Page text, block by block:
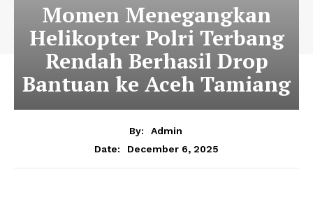
Momen Menegangkan
Helikopter Polri Terbang
Rendah Berhasil Drop
Bantuan ke Aceh Tamiang
By:
Admin
Date:
December 6, 2025